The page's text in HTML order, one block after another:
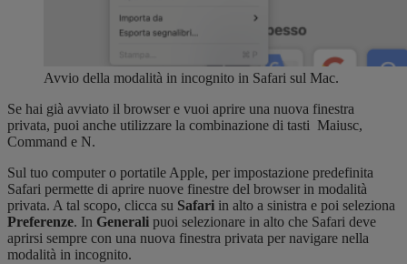
Avvio della modalità in incognito in Safari sul Mac.
Se hai già avviato il browser e vuoi aprire una nuova finestra
privata, puoi anche utilizzare la combinazione di tasti Maiusc,
Command e N.
Sul tuo computer o portatile Apple, per impostazione predefinita
Safari permette di aprire nuove finestre del browser in modalità
privata. A tal scopo, clicca su Safari in alto a sinistra e poi seleziona
Preferenze. In Generali puoi selezionare in alto che Safari deve
aprirsi sempre con una nuova finestra privata per navigare nella
modalità in incognito.